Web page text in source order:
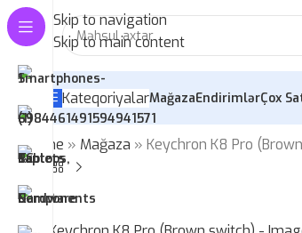
Skip to navigation
Skip to main content
KateqoriyalarMağazaEndirimlərÇox
Home » Mağaza »Keychron K8 Pro
-11%